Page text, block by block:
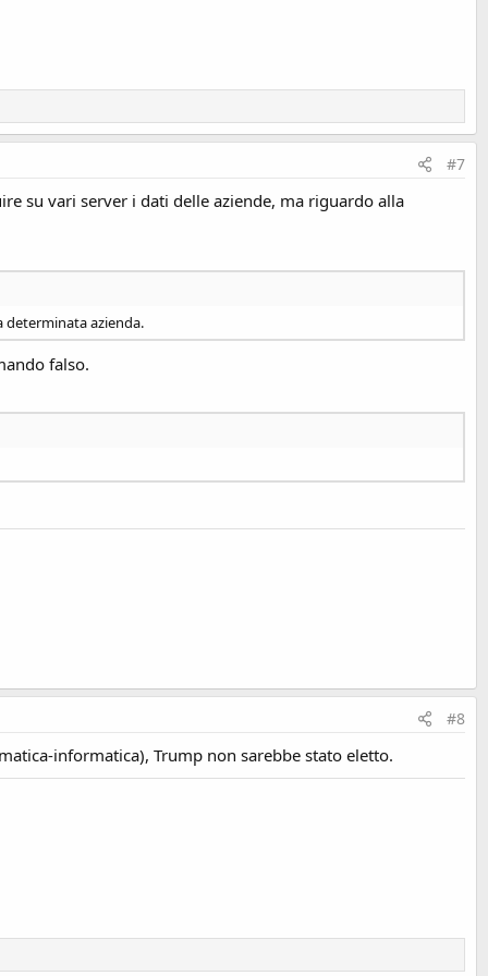
#7
su vari server i dati delle aziende, ma riguardo alla
determinata azienda.
falso.
#8
informatica), Trump non sarebbe stato eletto.